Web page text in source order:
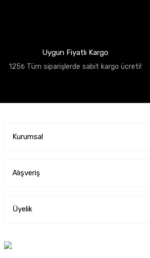
Uygun Fiyatlı Kargo
125₺ Tüm siparişlerde sabit kargo ücreti!
Kurumsal
Alışveriş
Üyelik